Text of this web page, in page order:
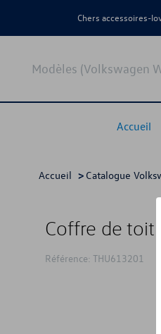
Chers accessoires-
Modèles (Volkswagen
Accueil
Accueil > Catalogue
Coffre de toit
Référence: THU613201